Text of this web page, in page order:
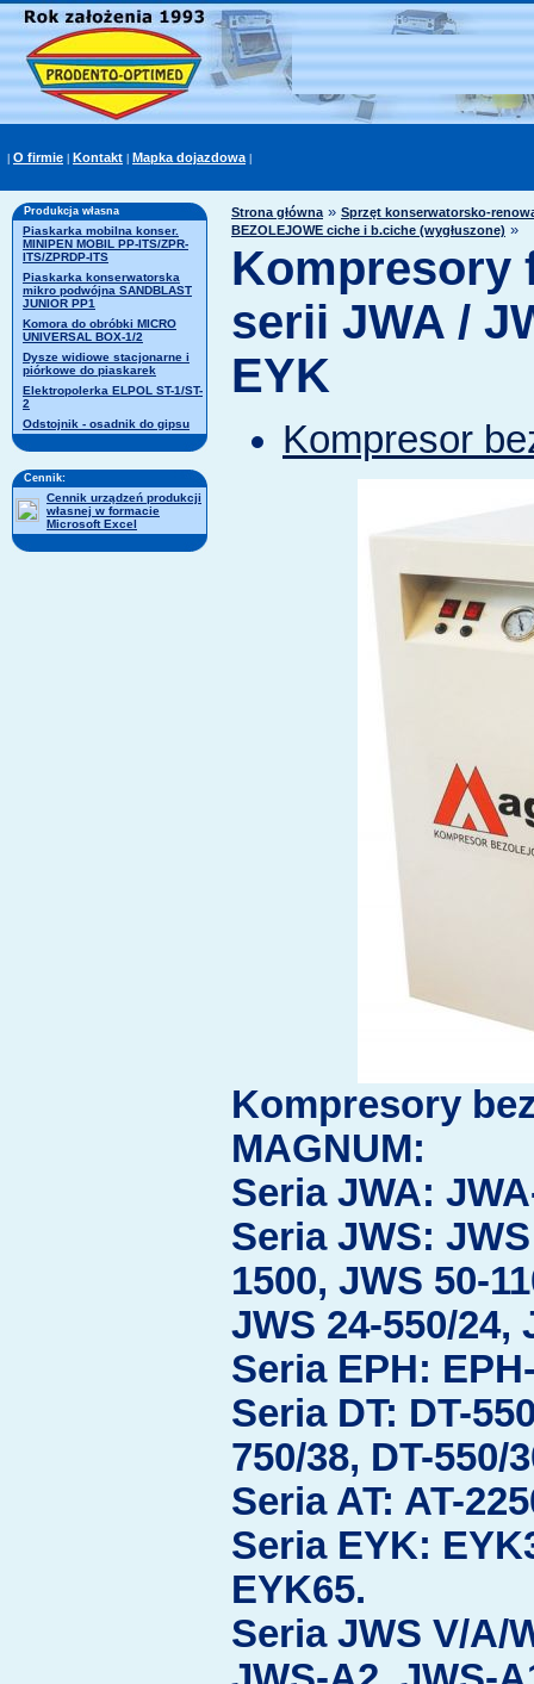
O firmie Kontakt Mapka dojazdowa|
Produkcja własna
Piaskarka mobilna konser.
MINIPEN MOBIL PP-ITS/ZPR-
ITS/ZPRDP-ITS
Piaskarka konserwatorska
mikro podwójna SANDBLAST
JUNIOR PP1
Komora do obróbki MICRO
UNIVERSAL BOX-1/2
Dysze widiowe stacjonarne i
piórkowe do piaskarek
Elektropolerka ELPOL ST-1/ST-
2
Odstojnik - osadnik do gipsu
Cennik:
Cennik urządzeń produkcji
własnej w formacie
Microsoft Excel
Strona główna» Sprzęt konserwatorsko-
BEZOLEJOWE ciche i b.ciche (wygłuszone) »
Kompresory
serii JWA /
EYK
Kompresor
Kompresory
MAGNUM:
Seria JWA:
Seria JWS:
1500, JWS 50-
JWS 24-550/24,
Seria EPH:
Seria DT: DT-
750/38, DT-550/
Seria AT: AT-
Seria EYK:
EYK65.
Seria JWS V/A/